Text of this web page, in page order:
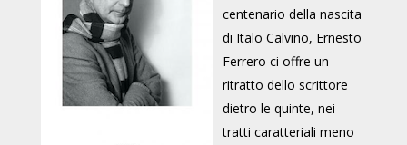
centenario della nascita
di Italo Calvino, Ernesto
Ferrero ci offre un
ritratto dello scrittore
dietro le quinte, nei
tratti caratteriali meno